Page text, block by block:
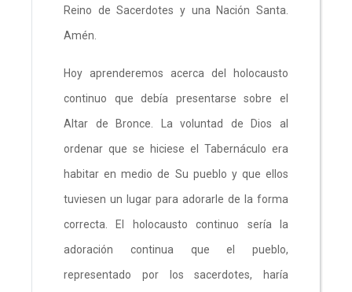
Reino de Sacerdotes y una Nación Santa.
Amén.
Hoy aprenderemos acerca del holocausto
continuo que debía presentarse sobre el
Altar de Bronce. La voluntad de Dios al
ordenar que se hiciese el Tabernáculo era
habitar en medio de Su pueblo y que ellos
tuviesen un lugar para adorarle de la forma
correcta. El holocausto continuo sería la
adoración continua que el pueblo,
representado por los sacerdotes, haría